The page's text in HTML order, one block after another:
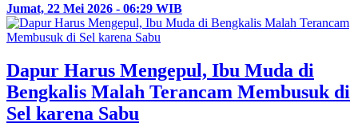
Jumat, 22 Mei 2026 - 06:29 WIB
Dapur Harus Mengepul, Ibu Muda di
Bengkalis Malah Terancam Membusuk di
Sel karena Sabu